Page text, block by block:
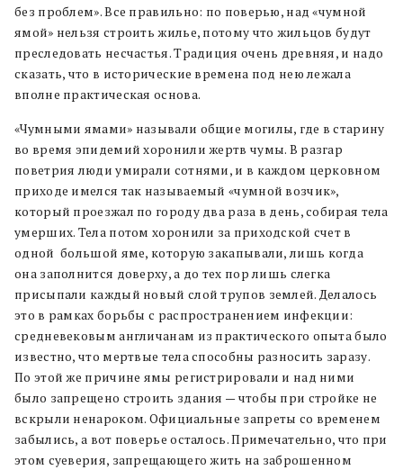
без проблем». Все правильно: по поверью, над «чумной
ямой» нельзя строить жилье, потому что жильцов будут
преследовать несчастья. Традиция очень древняя, и надо
сказать, что в исторические времена под нею лежала
вполне практическая основа.
«Чумными ямами» называли общие могилы, где в старину
во время эпидемий хоронили жертв чумы. В разгар
поветрия люди умирали сотнями, и в каждом церковном
приходе имелся так называемый «чумной возчик»,
который проезжал по городу два раза в день, собирая тела
умерших. Тела потом хоронили за приходской счет в
одной большой яме, которую закапывали, лишь когда
она заполнится доверху, а до тех пор лишь слегка
присыпали каждый новый слой трупов землей. Делалось
это в рамках борьбы с распространением инфекции:
средневековым англичанам из практического опыта было
известно, что мертвые тела способны разносить заразу.
По этой же причине ямы регистрировали и над ними
было запрещено строить здания — чтобы при стройке не
вскрыли ненароком. Официальные запреты со временем
забылись, а вот поверье осталось. Примечательно, что при
этом суеверия, запрещающего жить на заброшенном